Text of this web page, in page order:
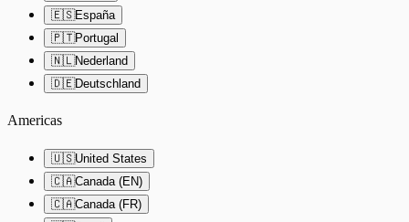
🇪🇸España
🇵🇹Portugal
🇳🇱Nederland
🇩🇪Deutschland
Americas
🇺🇸United States
🇨🇦Canada (EN)
🇨🇦Canada (FR)